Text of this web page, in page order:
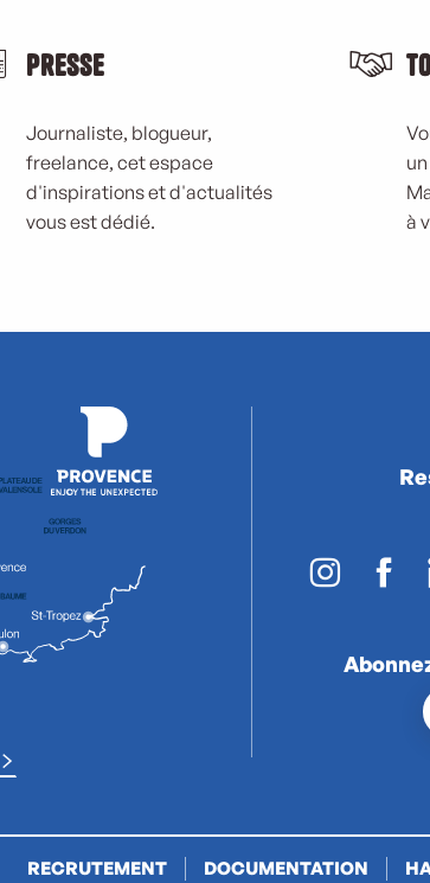
Presse
Journaliste, blogueur,
freelance, cet espace
d'inspirations et d'actualités
vous est dédié.
à
RECRUTEMENT DOCUMENTATION